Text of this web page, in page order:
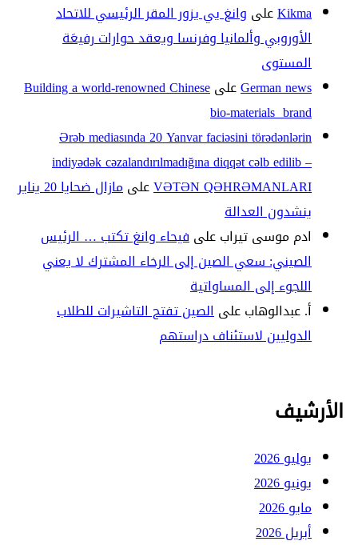
Kikmaعلى وانغ يي يزور المقر الرئيسي للاتحاد
الأوروبي وألمانيا وفرنسا ويعقد حوارات رفيعَة
المستوى
German newsعلىBuilding a world-renowned Chinese
bio-materials brand
Ərəb mediasında 20 Yanvar faciəsini törədənlərin
indiyədək cəzalandırılmadığına diqqət cəlb edilib –
VƏTƏN QƏHRƏMANLARIعلى
مازال ضحايا 20 يناير
ينشدون العدالة
ادم موسى تيرابعلىفيحاء وانغ تكتب … الرئيس
الصيني: سعي الصين إلى الرخاء المشترك لا يعني
اللجوء إلى المساواتية
أ. عبدالوهابعلىالصين تفتح التاشيرات للطلاب
الدوليين لاستئناف دراستهم
الأرشيف
يوليو 2026
يونيو 2026
مايو 2026
أبريل 2026